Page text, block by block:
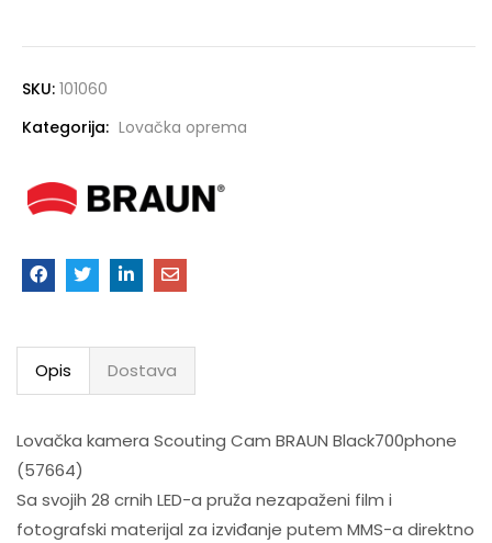
SKU: 101060
Kategorija: Lovačka oprema
Opis Dostava
Lovačka kamera Scouting Cam BRAUN Black700phone
(57664)
Sa svojih 28 crnih LED-a pruža nezapaženi film i
fotografski materijal za izviđanje putem MMS-a direktno